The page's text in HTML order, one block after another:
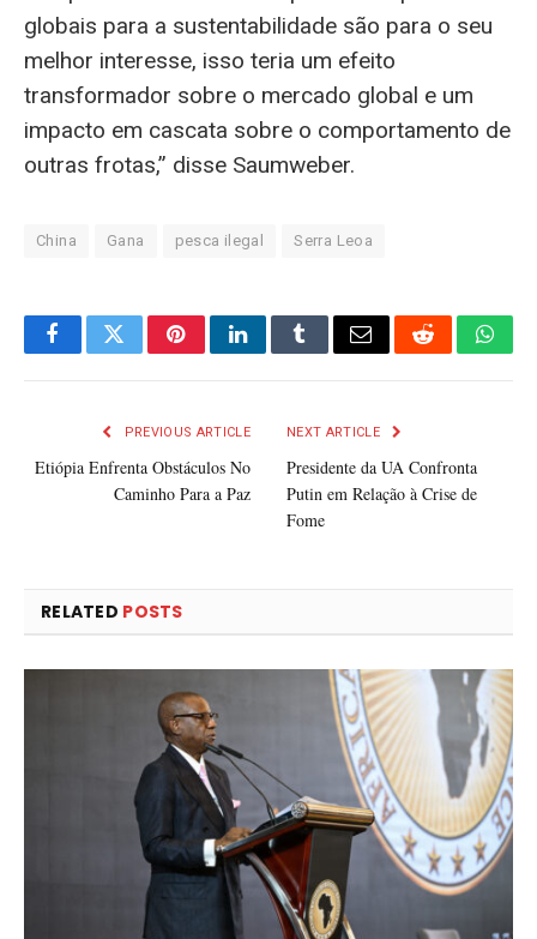
globais para a sustentabilidade são para o seu
melhor interesse, isso teria um efeito
transformador sobre o mercado global e um
impacto em cascata sobre o comportamento de
outras frotas,” disse Saumweber.
China Gana pesca ilegal Serra Leoa
FacebookTwitterPinterestLinkedInTumblrEmail Reddit
PREVIOUS ARTICLE
Etiópia Enfrenta Obstáculos No
Caminho Para a Paz
NEXT ARTICLE
Presidente da UA Confronta
Putin em Relação à Crise de
Fome
RELATED POSTS